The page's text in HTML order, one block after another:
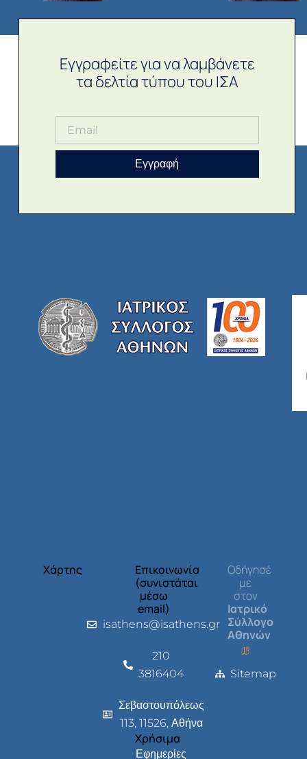
Εγγραφείτε για να λαμβάνετε
τα δελτία τύπου του ΙΣΑ
Εγγραφή
Χάρτης
Επικοινωνία
(συνιστάται
μέσω
email)
isathens@isathens.gr
210
3816404
Σεβαστουπόλεως
113, 11526, Αθήνα
Χρήσιμα
Εφημερίες
Οδήγησέ
με
στον
Ιατρικό
Σύλλογο
Αθηνών
Sitemap